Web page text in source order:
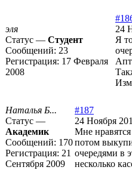
эля
Статус — Студент
Сообщений: 23
Регистрация: 17 Февраля
2008
24
Я
Наталья Б...
Статус —
Академик
Сообщений: 170
Регистрация: 21
Сентября 2009
#187
24 Ноября
Мне
потом
очередями в
несколько